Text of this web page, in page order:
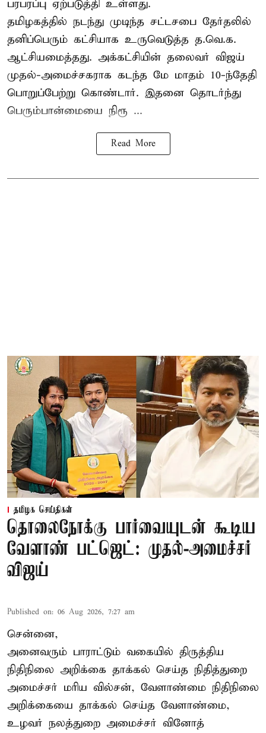
பரபரப்பு ஏற்படுத்தி உள்ளது.
தமிழகத்தில் நடந்து முடிந்த சட்டசபை தேர்தலில்
தனிப்பெரும் கட்சியாக உருவெடுத்த த.வெ.க.
ஆட்சியமைத்தது. அக்கட்சியின் தலைவர் விஜய்
முதல்-அமைச்சகராக கடந்த மே மாதம் 10-ந்தேதி
பொறுப்பேற்று கொண்டார். இதனை தொடர்ந்து
பெரும்பான்மையை நிரூ ...
Read More
தமிழக செய்திகள்
தொலைநோக்கு பார்வையுடன் கூடிய
வேளாண் பட்ஜெட்: முதல்-அமைச்சர்
விஜய்
Published on: 06 Aug 2026, 7:27 am
சென்னை,
அனைவரும் பாராட்டும் வகையில் திருத்திய
நிதிநிலை அறிக்கை தாக்கல் செய்த நிதித்துறை
அமைச்சர் மரிய வில்சன், வேளாண்மை நிதிநிலை
அறிக்கையை தாக்கல் செய்த வேளாண்மை,
உழவர் நலத்துறை அமைச்சர் வினோத்